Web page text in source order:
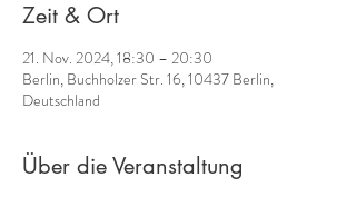
Zeit & Ort
21. Nov. 2024, 18:30 – 20:30
Berlin, Buchholzer Str. 16, 10437 Berlin,
Deutschland
Über die Veranstaltung